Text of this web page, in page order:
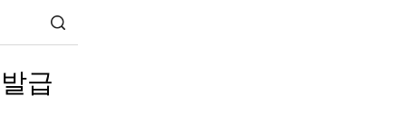
급